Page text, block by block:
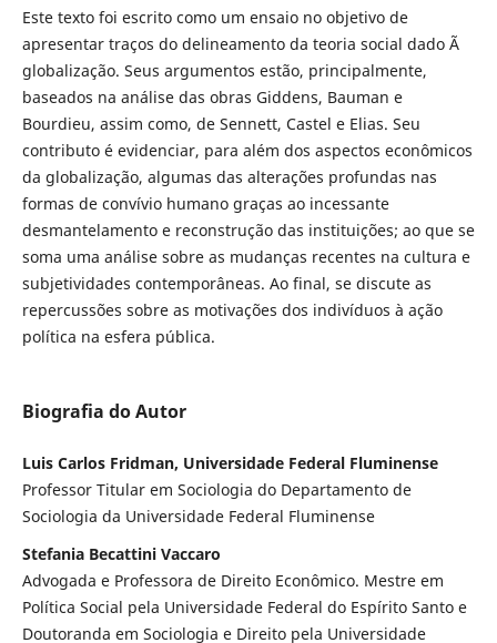
Este texto foi escrito como um ensaio no objetivo de
apresentar traços do delineamento da teoria social dado Ã
globalização. Seus argumentos estão, principalmente,
baseados na análise das obras Giddens, Bauman e
Bourdieu, assim como, de Sennett, Castel e Elias. Seu
contributo é evidenciar, para além dos aspectos econômicos
da globalização, algumas das alterações profundas nas
formas de convívio humano graças ao incessante
desmantelamento e reconstrução das instituições; ao que se
soma uma análise sobre as mudanças recentes na cultura e
subjetividades contemporâneas. Ao final, se discute as
repercussões sobre as motivações dos indivíduos à ação
política na esfera pública.
Biografia do Autor
Luis Carlos Fridman, Universidade Federal Fluminense
Professor Titular em Sociologia do Departamento de
Sociologia da Universidade Federal Fluminense
Stefania Becattini Vaccaro
Advogada e Professora de Direito Econômico. Mestre em
Política Social pela Universidade Federal do Espírito Santo e
Doutoranda em Sociologia e Direito pela Universidade